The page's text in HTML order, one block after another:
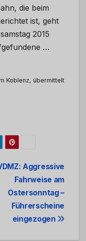
die beim
ist, geht
2015
…
Koblenz, übermittelt
Aggressive
Fahrweise am
Ostersonntag –
Führerscheine
eingezogen